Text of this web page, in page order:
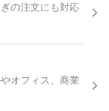
の注文にも対応
オフィス、商業